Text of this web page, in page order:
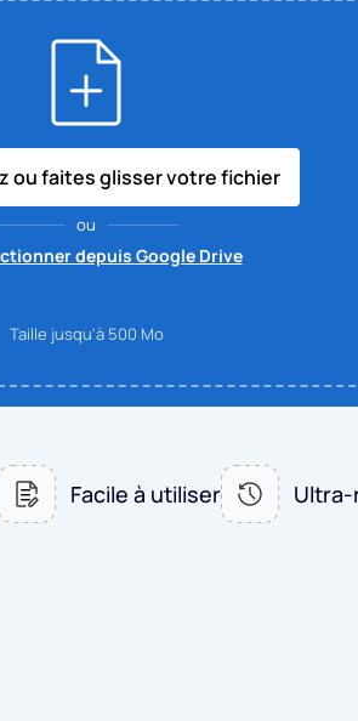
EPUB en PDF
ou faites glisser votre fichier
ou
depuis Google Drive
Taille jusqu'à 500 Mo
Facile à utiliser